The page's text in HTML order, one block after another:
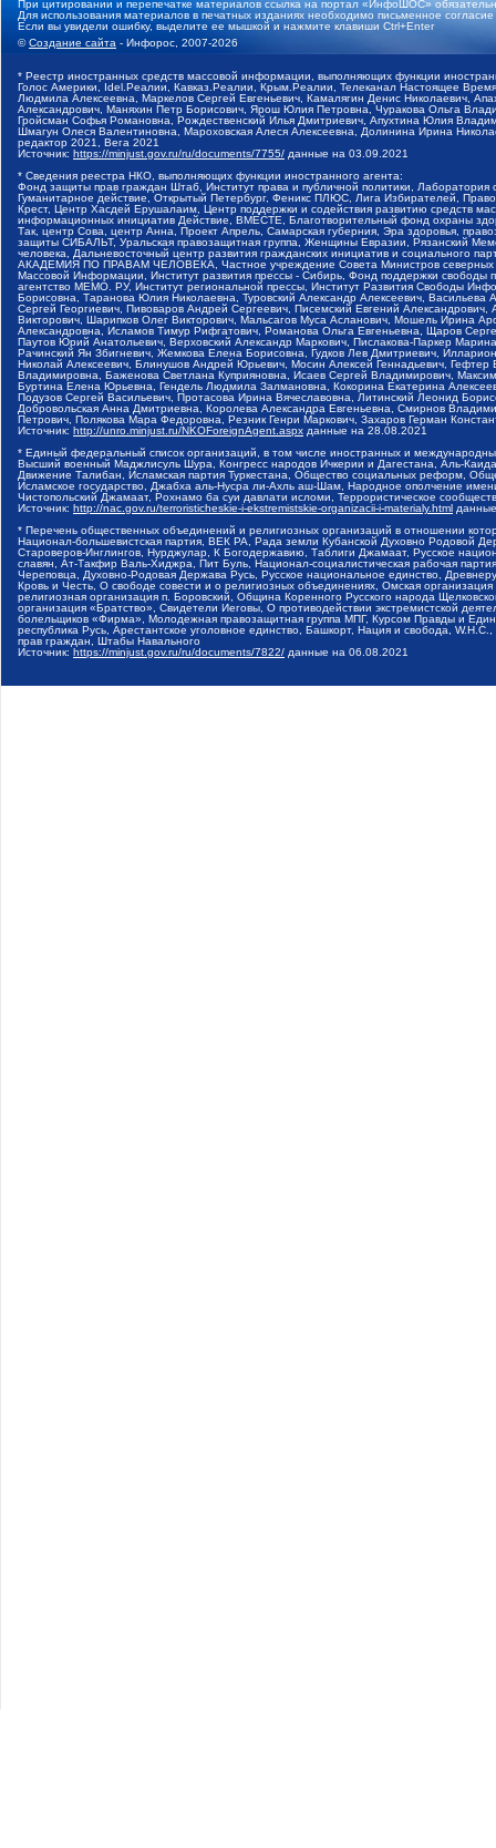
При цитировании и перепечатке материалов ссылка на портал «ИнфоШОС»
Для использования материалов в печатных изданиях необходимо письменное
Если вы увидели ошибку, выделите ее мышкой и нажмите клавиши Ctrl+Enter
©Создание сайта - Инфорос, 2007-2026
* Реестр иностранных средств массовой информации, выполняющих функции
Голос Америки, Idel.Реалии, Кавказ.Реалии, Крым.Реалии, Телеканал Настоящее
Людмила Алексеевна, Маркелов Сергей Евгеньевич, Камалягин Денис Николаевич,
Александрович, Маняхин Петр Борисович, Ярош Юлия Петровна, Чуракова Ольга
Гройсман Софья Романовна, Рождественский Илья Дмитриевич, Апухтина Юлия
Шмагун Олеся Валентиновна, Мароховская Алеся Алексеевна, Долинина Ирина
редактор 2021, Вега 2021
Источник: https://minjust.gov.ru/ru/documents/7755/ данные на 03.09.2021
* Сведения реестра НКО, выполняющих функции иностранного агента:
Фонд защиты прав граждан Штаб, Институт права и публичной политики,
Гуманитарное действие, Открытый Петербург, Феникс ПЛЮС, Лига Избирателей,
Крест, Центр Хасдей Ерушалаим, Центр поддержки и содействия развитию средств
информационных инициатив Действие, ВМЕСТЕ, Благотворительный фонд охраны
Так, центр Сова, центр Анна, Проект Апрель, Самарская губерния, Эра здоровья,
защиты СИБАЛЬТ, Уральская правозащитная группа, Женщины Евразии, Рязанский
человека, Дальневосточный центр развития гражданских инициатив и социального
АКАДЕМИЯ ПО ПРАВАМ ЧЕЛОВЕКА, Частное учреждение Совета Министров северных
Массовой Информации, Институт развития прессы - Сибирь, Фонд поддержки
агентство МЕМО. РУ, Институт региональной прессы, Институт Развития Свободы
Борисовна, Таранова Юлия Николаевна, Туровский Александр Алексеевич,
Сергей Георгиевич, Пивоваров Андрей Сергеевич, Писемский Евгений
Викторович, Шарипков Олег Викторович, Мальсагов Муса Асланович, Мошель Ирина
Александровна, Исламов Тимур Рифгатович, Романова Ольга Евгеньевна, Щаров
Паутов Юрий Анатольевич, Верховский Александр Маркович, Пислакова-Паркер
Рачинский Ян Збигневич, Жемкова Елена Борисовна, Гудков Лев Дмитриевич,
Николай Алексеевич, Блинушов Андрей Юрьевич, Мосин Алексей Геннадьевич,
Владимировна, Баженова Светлана Куприяновна, Исаев Сергей Владимирович,
Буртина Елена Юрьевна, Гендель Людмила Залмановна, Кокорина Екатерина
Подузов Сергей Васильевич, Протасова Ирина Вячеславовна, Литинский Леонид
Добровольская Анна Дмитриевна, Королева Александра Евгеньевна, Смирнов
Петрович, Полякова Мара Федоровна, Резник Генри Маркович, Захаров Герман
Источник: http://unro.minjust.ru/NKOForeignAgent.aspx данные на 28.08.2021
* Единый федеральный список организаций, в том числе иностранных и
Высший военный Маджлисуль Шура, Конгресс народов Ичкерии и Дагестана, Аль-
Движение Талибан, Исламская партия Туркестана, Общество социальных реформ,
Исламское государство, Джабха аль-Нусра ли-Ахль аш-Шам, Народное ополчение
Чистопольский Джамаат, Рохнамо ба суи давлати исломи, Террористическое
Источник: http://nac.gov.ru/terroristicheskie-i-ekstremistskie-organizacii-i-materialy.html
* Перечень общественных объединений и религиозных организаций в отношении
Национал-большевистская партия, ВЕК РА, Рада земли Кубанской Духовно Родовой
Староверов-Инглингов, Нурджулар, К Богодержавию, Таблиги Джамаат, Русское
славян, Ат-Такфир Валь-Хиджра, Пит Буль, Национал-социалистическая рабочая
Череповца, Духовно-Родовая Держава Русь, Русское национальное единство,
Кровь и Честь, О свободе совести и о религиозных объединениях, Омская
религиозная организация п. Боровский, Община Коренного Русского народа
организация «Братство», Свидетели Иеговы, О противодействии экстремистской
болельщиков «Фирма», Молодежная правозащитная группа МПГ, Курсом Правды и
республика Русь, Арестантское уголовное единство, Башкорт, Нация и свобода,
прав граждан, Штабы Навального
Источник: https://minjust.gov.ru/ru/documents/7822/ данные на 06.08.2021